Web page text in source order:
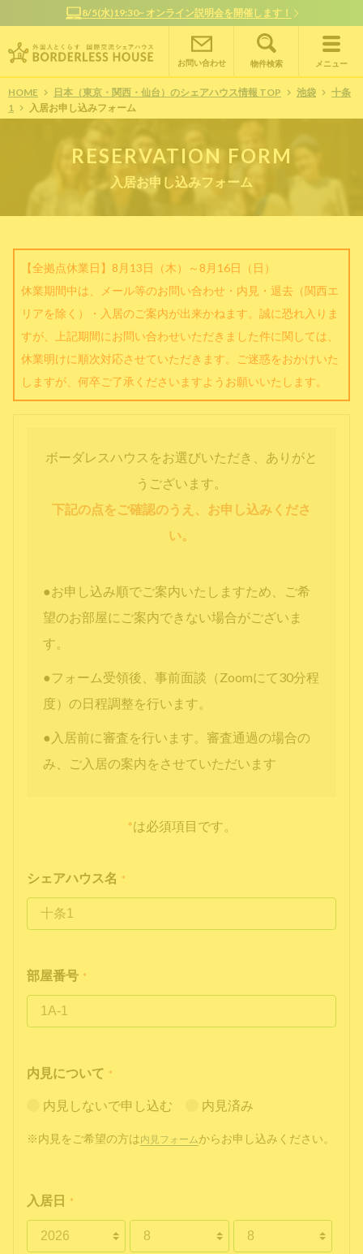
8/5(水)19:30~ オンライン説明会を開催します！
お問い合わせ 物件検索 メニュー
HOME 日本（東京・関西・仙台）のシェアハウス情報 TOP 池袋
十条
1
入居お申し込みフォーム
RESERVATION FORM
入居お申し込みフォーム
【全拠点休業日】8月13日（木）～8月16日（日）
休業期間中は、メール等のお問い合わせ・内見・退去（関西エ
リアを除く）・入居のご案内が出来かねます。誠に恐れ入りま
すが、上記期間にお問い合わせいただきました件に関しては、
休業明けに順次対応させていただきます。ご迷惑をおかけいた
しますが、何卒ご了承くださいますようお願いいたします。
ボーダレスハウスをお選びいただき、ありがと
うございます。
下記の点をご確認のうえ、お申し込みくださ
い。
●お申し込み順でご案内いたしますため、ご希
望のお部屋にご案内できない場合がございま
す。
●フォーム受領後、事前面談（Zoomにて30分程
度）の日程調整を行います。
●入居前に審査を行います。審査通過の場合の
み、ご入居の案内をさせていただいます
*は必須項目です。
シェアハウス名 *
部屋番号 *
内見について *
内見しないで申し込む 内見済み
※内見をご希望の方は 内見フォームからお申し込みください。
入居日 *